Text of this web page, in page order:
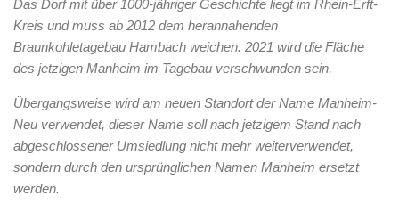
Das Dorf mit über 1000-jähriger Geschichte liegt im Rhein-Erft-
Kreis und muss ab 2012 dem herannahenden
Braunkohletagebau Hambach weichen. 2021 wird die Fläche
des jetzigen Manheim im Tagebau verschwunden sein.
Übergangsweise wird am neuen Standort der Name Manheim-
Neu verwendet, dieser Name soll nach jetzigem Stand nach
abgeschlossener Umsiedlung nicht mehr weiterverwendet,
sondern durch den ursprünglichen Namen Manheim ersetzt
werden.